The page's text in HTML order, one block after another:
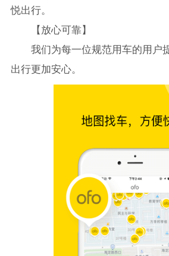
悦出行。
【放心可靠】
我们为每一位规范用车的用户
出行更加安心。